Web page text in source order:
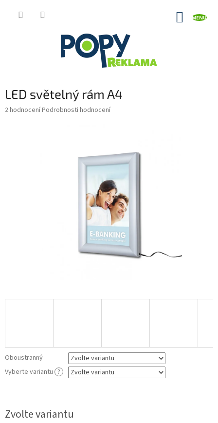
LED světelný rám A4
Průměrné
2 hodnoceníPodrobnosti hodnocení
Oboustranný
Vyberte variantu ?
Zvolte variantu